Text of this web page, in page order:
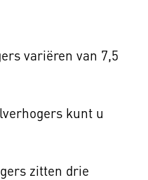
variëren van 7,5
kunt u
zitten drie